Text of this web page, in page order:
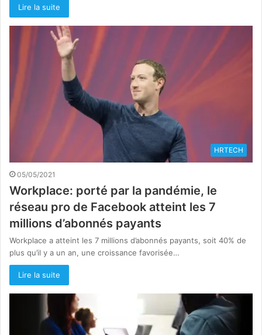
Lire la suite
HRTECH
05/05/2021
Workplace: porté par la pandémie, le
réseau pro de Facebook atteint les 7
millions d’abonnés payants
Workplace a atteint les 7 millions d’abonnés payants, soit 40% de
plus qu’il y a un an, une croissance favorisée…
Lire la suite